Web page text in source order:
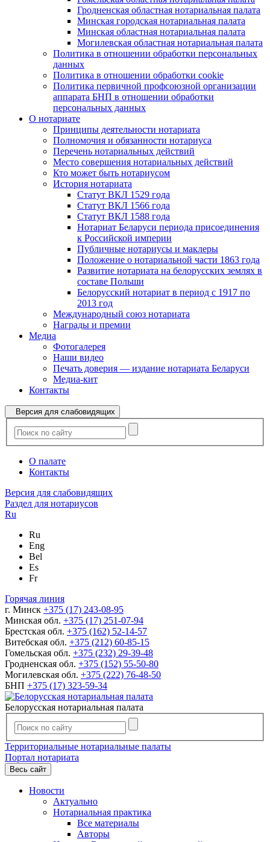
Гродненская областная нотариальная палата
Минская городская нотариальная палата
Минская областная нотариальная палата
Могилевская областная нотариальная палата
Политика в отношении обработки персональных
данных
Политика в отношении обработки cookie
Политика первичной профсоюзной организации
аппарата БНП в отношении обработки
персональных данных
О нотариате
Принципы деятельности нотариата
Полномочия и обязанности нотариуса
Перечень нотариальных действий
Место совершения нотариальных действий
Кто может быть нотариусом
История нотариата
Статут ВКЛ 1529 года
Статут ВКЛ 1566 года
Статут ВКЛ 1588 года
Нотариат Беларуси периода присоединения
к Российской империи
Публичные нотариусы и маклеры
Положение о нотариальной части 1863 года
Развитие нотариата на белорусских землях в
составе Польши
Белорусский нотариат в период с 1917 по
2013 год
Международный союз нотариата
Награды и премии
Медиа
Фотогалерея
Наши видео
Печать доверия — издание нотариата Беларуси
Медиа-кит
Контакты
Версия для слабовидящих
О палате
Контакты
Версия для слабовидящих
Раздел для нотариусов
Ru
Ru
Eng
Bel
Es
Fr
Горячая линия
г. Минск +375 (17) 243-08-95
Минская обл. +375 (17) 251-07-94
Брестская обл. +375 (162) 52-14-57
Витебская обл. +375 (212) 60-85-15
Гомельская обл. +375 (232) 29-39-48
Гродненская обл. +375 (152) 55-50-80
Могилевская обл. +375 (222) 76-48-50
БНП +375 (17) 323-59-34
Белорусская нотариальная палата
Территориальные нотариальные палаты
Портал нотариата
Весь сайт
Новости
Актуально
Нотариальная практика
Все материалы
Авторы